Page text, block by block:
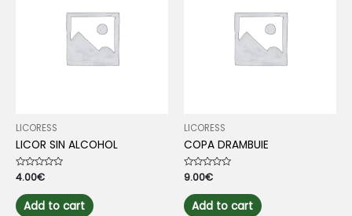
LICORESS
LICOR SIN ALCOHOL
Rated
0
out
of
5
4.00€
Add to cart
LICORESS
COPA DRAMBUIE
Rated
0
out
of
5
9.00€
Add to cart